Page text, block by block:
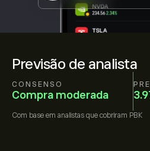
Previsão de analista
CONSENSO
Compra moderada
Com base em analistas que cobriram PBK